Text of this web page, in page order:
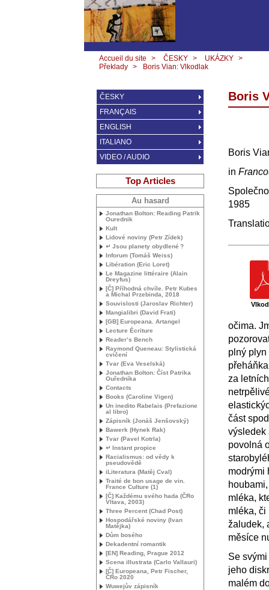
Accueil du site > ČESKY > UKÁZKY >
Překlady > Boris Vian: Vlkodlak
Boris
Boris
in
1985
očima.
plný plyn
za
část
výsledek
povolná
modrými
mléka,
mléka, či
žaludek,
měsíce
Se
jeho
malém
ČESKY
FRANÇAIS
ENGLISH
ITALIANO
VIDEO / AUDIO
Top Articles
Au hasard
Jonathan Bolton: Reading Patrik
Ourednik
Kult
Lidové noviny (Petr Zídek)
↵ Jsou planety obydlené ?
Inforum (Tomáš Weiss)
Libération (Eric Loret)
Le Magazine littéraire (Alain
Dreyfus)
[Č] Příhodná chvíle. Petr Kubes
a Michal Przebinda, 2018
Souvislosti (Jaroslav Richter)
Mangialibri (David Frati)
[GB] Europeana. Artangel
Lecture Écriture
Reader’s Bench
Raymond Queneau: Stylistická
cvičení
Tvar (Eva Veselská)
Jonathan Bolton: Číst Patrika
Ouředníka
Contacts
Books (Caroline Vigen)
Un inedito Rabelais (Prefazione
al libro)
Zápisník (Jonáš Jenšovský)
Bawerk (Hynek Rak)
Tvar (Pavel Kotrla)
↵ Instant propice
Racialismus: od vědy k
pseudovědě
iLiteratura (Matěj Cval)
Traité de bon usage de vin.
France Culture (1)
[Č] Každému svého hada (ČRo
Vltava, 2003)
Three Percent (Chad Post)
Hospodářské noviny (Ivan
Matějka)
Dům bosého
Dekadentní romantik
[EN] Reading, Prague 2012
Scena illustrata (Carlo Vallauri)
[Č] Europeana, Petr Fischer,
ČRo 2020
Wuwejův zápisník